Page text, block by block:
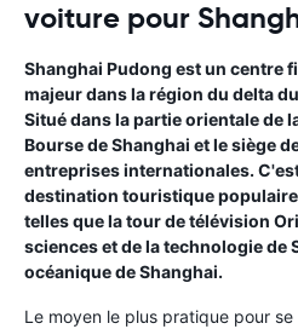
voiture pour
Shanghai Pudong est un centre
majeur dans la région du delta
Situé dans la partie orientale de
Bourse de Shanghai et le siège
entreprises internationales.
destination touristique
telles que la tour de télévision
sciences et de la technologie de
océanique de Shanghai.
Le moyen le plus pratique pour